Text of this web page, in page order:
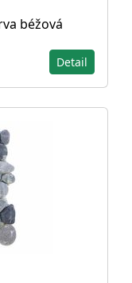
béžová
Detail